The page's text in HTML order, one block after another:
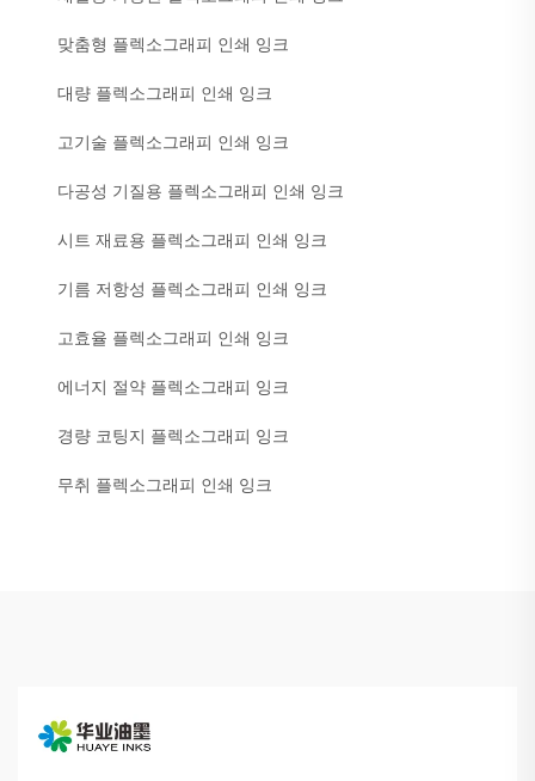
맞춤형 플렉소그래피 인쇄 잉크
대량 플렉소그래피 인쇄 잉크
고기술 플렉소그래피 인쇄 잉크
다공성 기질용 플렉소그래피 인쇄 잉크
시트 재료용 플렉소그래피 인쇄 잉크
기름 저항성 플렉소그래피 인쇄 잉크
고효율 플렉소그래피 인쇄 잉크
에너지 절약 플렉소그래피 잉크
경량 코팅지 플렉소그래피 잉크
무취 플렉소그래피 인쇄 잉크